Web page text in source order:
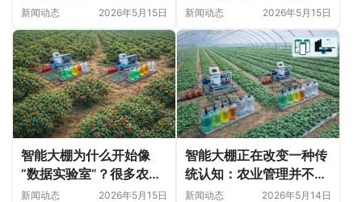
技深耕甘肃日光温室的精
细化落地实践
新闻动态 2026年5月15日
业问题并非突然出现
新闻动态 2026年5月15日
智能大棚为什么开始像
“数据实验室”？很多农业
变化，正在悄悄发生
新闻动态 2026年5月15日
智能大棚正在改变一种传
统认知：农业管理并不只
是“种植技术”
新闻动态 2026年5月14日